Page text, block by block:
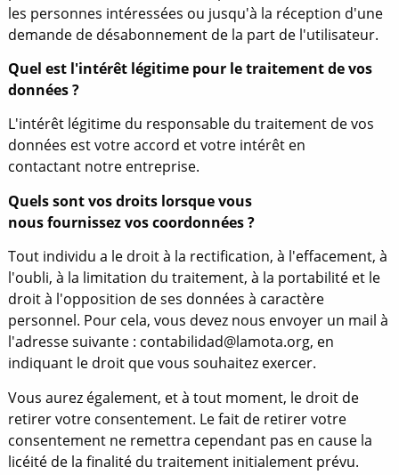
les personnes intéressées ou jusqu'à la réception d'une
demande de désabonnement de la part de l'utilisateur.
Quel est l'intérêt légitime pour le traitement de vos
données ?
L'intérêt légitime du responsable du traitement de vos
données est votre accord et votre intérêt en
contactant notre entreprise.
Quels sont vos droits lorsque vous
nous fournissez vos coordonnées ?
Tout individu a le droit à la rectification, à l'effacement, à
l'oubli, à la limitation du traitement, à la portabilité et le
droit à l'opposition de ses données à caractère
personnel. Pour cela, vous devez nous envoyer un mail à
l'adresse suivante : contabilidad@lamota.org, en
indiquant le droit que vous souhaitez exercer.
Vous aurez également, et à tout moment, le droit de
retirer votre consentement. Le fait de retirer votre
consentement ne remettra cependant pas en cause la
licéité de la finalité du traitement initialement prévu.